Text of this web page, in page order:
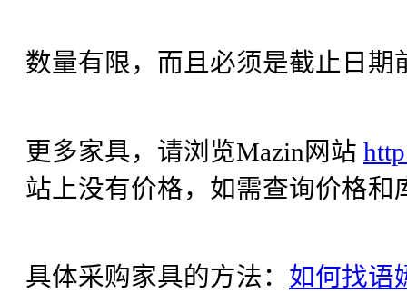
数量有限，而且必须是截止日
更多家具，请浏览Mazin网站
站上没有价格，如需查询价格和
具体采购家具的方法： 如何找语